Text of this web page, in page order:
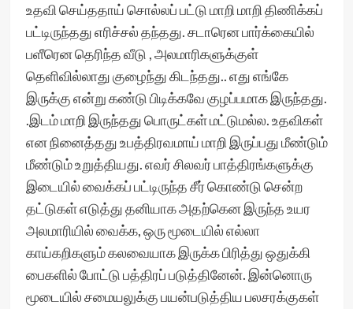
உதவி செய்ததாய் சொல்லப் பட்டு மாறி மாறி திணிக்கப்
பட்டிருந்தது எரிச்சல் தந்தது. சடாரென பார்க்கையில்
பளீரென தெரிந்த வீடு , அலமாரிகளுக்குள்
தெளிவில்லாது குழைந்து கிடந்தது.. எது எங்கே
இருக்கு என்று கண்டு பிடிக்கவே குழப்பமாக இருந்தது.
.இடம் மாறி இருந்தது பொருட்கள் மட்டுமல்ல. உதவிகள்
என நினைத்தது உபத்திரவமாய் மாறி இருப்பது மீண்டும்
மீண்டும் உறுத்தியது. எவர் சிலவர் பாத்திரங்களுக்கு
இடையில் வைக்கப் பட்டிருந்த சீர் கொண்டு சென்ற
தட்டுகள் எடுத்து தனியாக அதற்கென இருந்த உயர
அலமாரியில் வைக்க, ஒரு மூடையில் எல்லா
காய்கறிகளும் கலவையாக இருக்க பிரித்து ஒதுக்கி
பைகளில் போட்டு பத்திரப் படுத்தினேன். இன்னொரு
மூடையில் சமையலுக்கு பயன்படுத்திய பலசரக்குகள்